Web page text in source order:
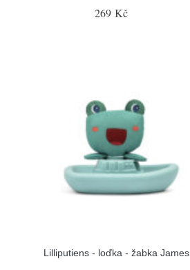
269 Kč
Lilliputiens - loďka - žabka James